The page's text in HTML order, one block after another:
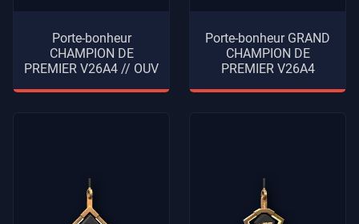
Porte-bonheur
CHAMPION DE
PREMIER V26A4 // OUV
Porte-bonheur GRAND
CHAMPION DE
PREMIER V26A4